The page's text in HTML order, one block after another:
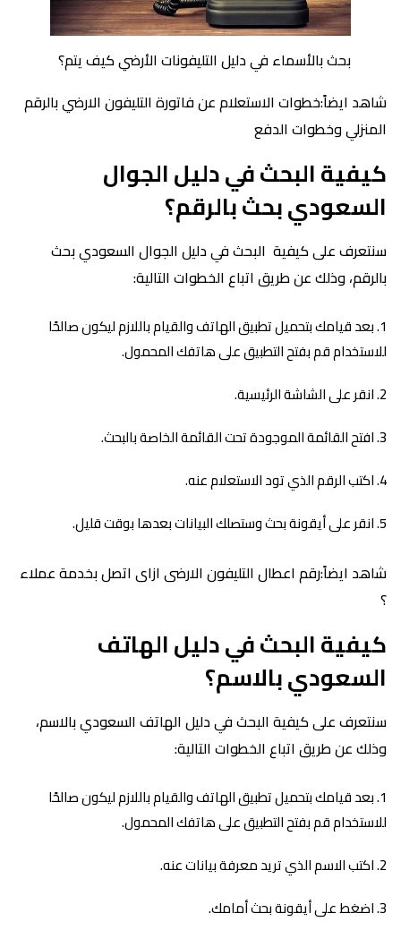
بحث بالأسماء في دليل التليفونات الأرضي كيف يتم؟
شاهد ايضاً:خطوات الاستعلام عن فاتورة التليفون الارضي بالرقم
المنزلي وخطوات الدفع
كيفية البحث في دليل الجوال
السعودي بحث بالرقم؟
سنتعرف على كيفية البحث في دليل الجوال السعودي بحث
بالرقم، وذلك عن طريق اتباع الخطوات التالية:
بعد قيامك بتحميل تطبيق الهاتف والقيام باللازم ليكون صالحًا
للاستخدام قم بفتح التطبيق على هاتفك المحمول.
انقر على الشاشة الرئيسية.
افتح القائمة الموجودة تحت القائمة الخاصة بالبحث.
اكتب الرقم الذي تود الاستعلام عنه.
انقر على أيقونة بحث وستصلك البيانات بعدها بوقت قليل.
شاهد ايضاً:رقم اعطال التليفون الارضى ازاى اتصل بخدمة عملاء
؟
كيفية البحث في دليل الهاتف
السعودي بالاسم؟
سنتعرف على كيفية البحث في دليل الهاتف السعودي بالاسم،
وذلك عن طريق اتباع الخطوات التالية:
بعد قيامك بتحميل تطبيق الهاتف والقيام باللازم ليكون صالحًا
للاستخدام قم بفتح التطبيق على هاتفك المحمول.
اكتب الاسم الذي تريد معرفة بيانات عنه.
اضغط على أيقونة بحث أمامك.